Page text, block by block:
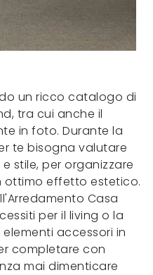
un ricco catalogo di
tra cui anche il
in foto. Durante la
te bisogna valutare
stile, per organizzare
ottimo effetto estetico.
Casa
per il living o la
accessori in
completare con
mai dimenticare